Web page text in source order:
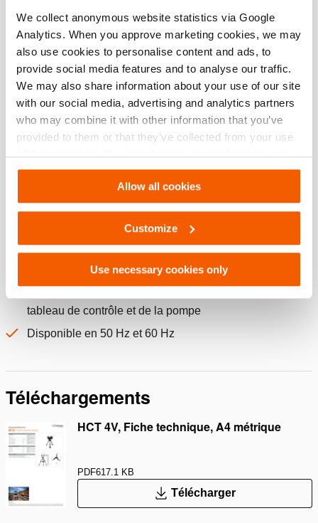
We collect anonymous website statistics via Google
Analytics. When you approve marketing cookies, we may
also use cookies to personalise content and ads, to
provide social media features and to analyse our traffic.
We may also share information about your use of our site
with our social media, advertising and analytics partners
who may combine it with other information that you’ve
provided to them or that they’ve collected from your use
of their services. You can change your preferences via
Settings. See ourcookiestatement.
Allow all cookies
Customize
Use necessary cookies only
Dimensions du dessin technique
Caractéristiques
Caractéristiques et avantages
Des flux d’huile séparés pour un fonctionnement sûr et
Trépied pour augmenter la stabilité sur tout type de
surface et quelle que soit l’inclinaison.
Fabriqué en aluminium léger.
tableau de contrôle et de la pompe
Disponible en 50 Hz et 60 Hz
Téléchargements
HCT 4V, Fiche technique, A4 métrique
PDF617.1 KB
Télécharger